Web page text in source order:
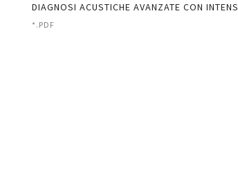
DIAGNOSI ACUSTICHE AVANZATE CON
*.PDF